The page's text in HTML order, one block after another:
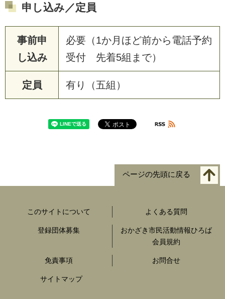
申し込み／定員
事前申
し込み
必要（1か月ほど前から電話予約
受付 先着5組まで）
定員 有り（五組）
ページの先頭に戻る
このサイトについて よくある質問
登録団体募集
おかざき市民活動情報ひろば
会員規約
免責事項 お問合せ
サイトマップ